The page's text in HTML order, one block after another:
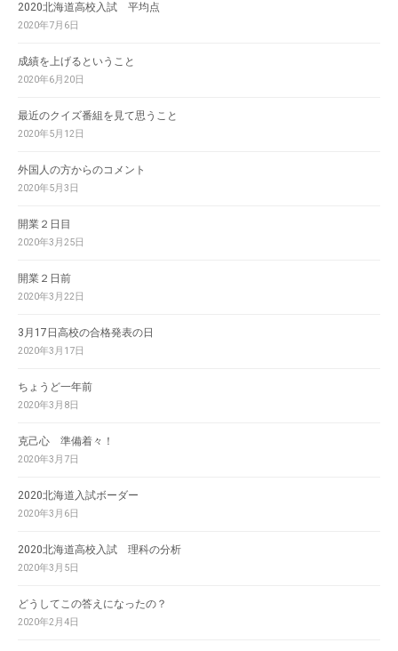
2020北海道高校入試 平均点
2020年7月6日
成績を上げるということ
2020年6月20日
最近のクイズ番組を見て思うこと
2020年5月12日
外国人の方からのコメント
2020年5月3日
開業２日目
2020年3月25日
開業２日前
2020年3月22日
3月17日高校の合格発表の日
2020年3月17日
ちょうど一年前
2020年3月8日
克己心 準備着々！
2020年3月7日
2020北海道入試ボーダー
2020年3月6日
2020北海道高校入試 理科の分析
2020年3月5日
どうしてこの答えになったの？
2020年2月4日